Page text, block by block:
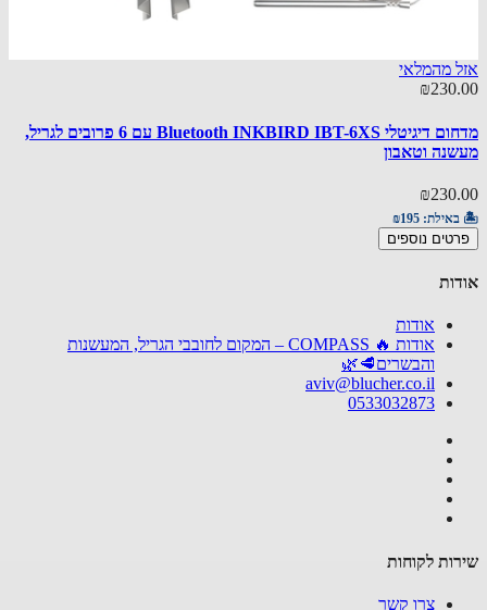
מהמלאי
מדחום דיגיטלי Bluetooth INKBIRD IBT-6XS עם 6 פרובים לגריל,
וטאבון
₪195
נוספים
אודות
אודות 🔥 COMPASS – המקום לחובבי הגריל, המעשנות
והבשרים🥩🌿
aviv@blucher.co.il
0533032873
לקוחות
צרו קשר